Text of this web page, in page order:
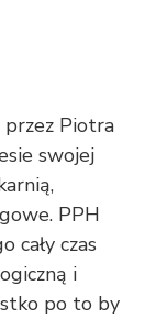
przez Piotra
swojej
PPH
cały czas
i
po to by